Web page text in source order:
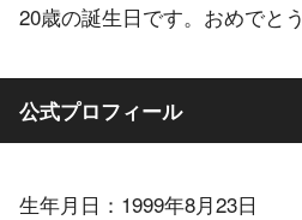
20歳の誕生日です。おめでと
公式プロフィール
生年月日：1999年8月23日